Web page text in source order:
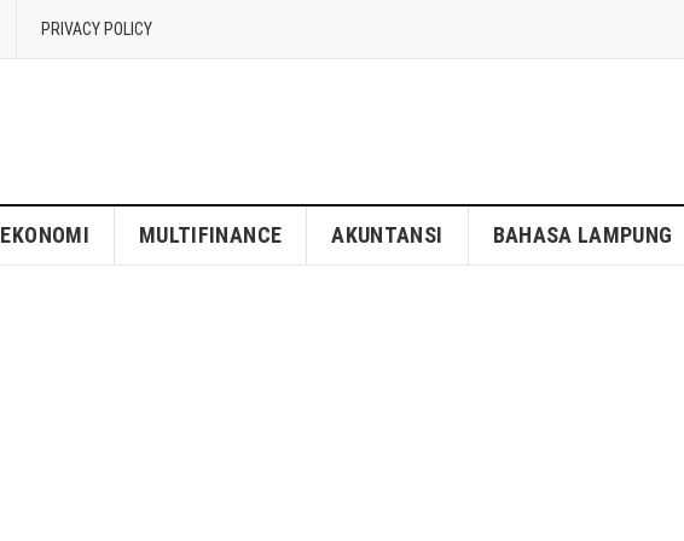
PRIVACY POLICY
EKONOMI MULTIFINANCE AKUNTANSI BAHASA LAMPUNG